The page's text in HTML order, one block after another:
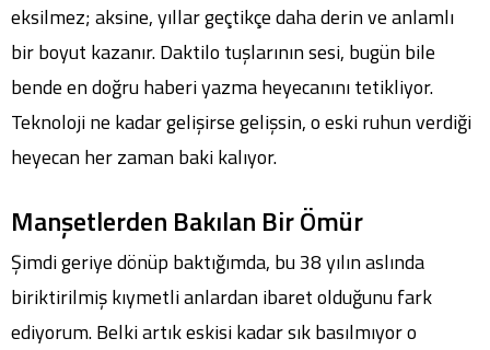
eksilmez; aksine, yıllar geçtikçe daha derin ve anlamlı
bir boyut kazanır. Daktilo tuşlarının sesi, bugün bile
bende en doğru haberi yazma heyecanını tetikliyor.
Teknoloji ne kadar gelişirse gelişsin, o eski ruhun verdiği
heyecan her zaman baki kalıyor.
Manşetlerden Bakılan Bir Ömür
Şimdi geriye dönüp baktığımda, bu 38 yılın aslında
biriktirilmiş kıymetli anlardan ibaret olduğunu fark
ediyorum. Belki artık eskisi kadar sık basılmıyor o